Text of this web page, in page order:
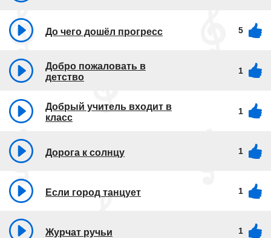
До чего дошёл прогресс 5
Добро пожаловать в
детство
1
Добрый учитель входит в
класс
1
Дорога к солнцу 1
Если город танцует 1
Журчат ручьи 1